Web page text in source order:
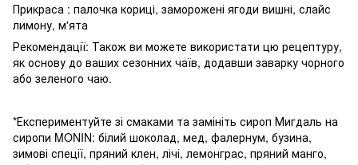
Прикраса : палочка кориці, заморожені ягоди вишні, слайс
лимону, м'ята
Рекомендації: Також ви можете використати цю рецептуру,
як основу до ваших сезонних чаїв, додавши заварку чорного
або зеленого чаю.
*Експериментуйте зі смаками та замініть сироп Мигдаль на
сиропи MONIN: білий шоколад, мед, фалернум, бузина,
зимові спеції, пряний клен, лічі, лемонграс, пряний манго,